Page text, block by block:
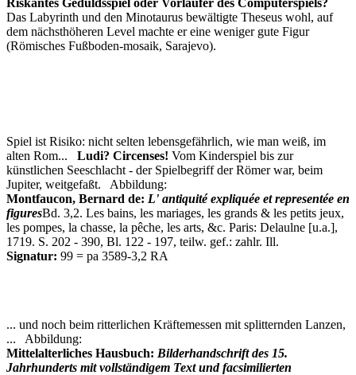
Das Labyrinth und den Minotaurus bewältigte Theseus wohl, auf
dem nächsthöheren Level machte er eine weniger gute Figur
(Römisches Fußboden-mosaik, Sarajevo).
Spiel ist Risiko: nicht selten lebensgefährlich, wie man weiß, im
alten Rom... Ludi? Circenses! Vom Kinderspiel bis zur
künstlichen Seeschlacht - der Spielbegriff der Römer war, beim
Jupiter, weitgefaßt. Abbildung:
Montfaucon, Bernard de: L' antiquité expliquée et representée en
figuresBd. 3,2. Les bains, les mariages, les grands & les petits jeux,
les pompes, la chasse, la pêche, les arts, &c. Paris: Delaulne [u.a.],
1719. S. 202 - 390, Bl. 122 - 197, teilw. gef.: zahlr. Ill.
Signatur: 99 = pa 3589-3,2 RA
... und noch beim ritterlichen Kräftemessen mit splitternden Lanzen,
... Abbildung:
Mittelalterliches Hausbuch: Bilderhandschrift des 15.
Jahrhunderts mit vollständigem Text und facsimilierten